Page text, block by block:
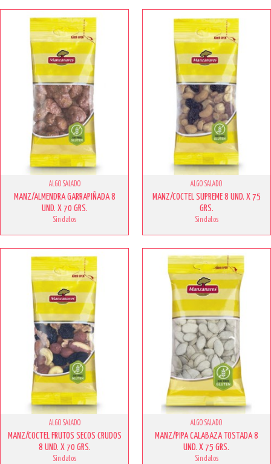
ALGO SALADO
MANZ/ALMENDRA GARRAPIÑADA 8
UND. X 70 GRS.
Sin datos
ALGO SALADO
MANZ/COCTEL SUPREME 8 UND. X 75
GRS.
Sin datos
ALGO SALADO
MANZ/COCTEL FRUTOS SECOS CRUDOS
8 UND. X 70 GRS.
Sin datos
ALGO SALADO
MANZ/PIPA CALABAZA TOSTADA 8
UND. X 75 GRS.
Sin datos